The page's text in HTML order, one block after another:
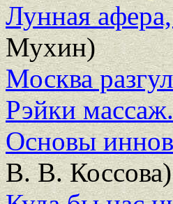
Лунная
Мухин)
Москва
Рэйки
Основы
В. В. Коссова)